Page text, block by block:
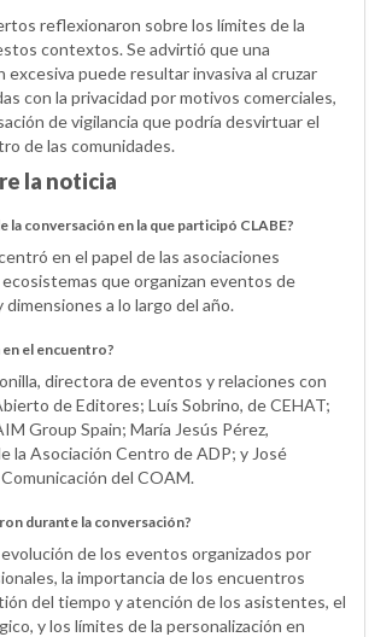
reflexionaron sobre los límites de la
contextos. Se advirtió que una
excesiva puede resultar invasiva al cruzar
con la privacidad por motivos comerciales,
de vigilancia que podría desvirtuar el
de las comunidades.
la noticia
la conversación en la que participó CLABE?
en el papel de las asociaciones
que organizan eventos de
a lo largo del año.
el encuentro?
directora de eventos y relaciones con
de Editores; Luís Sobrino, de CEHAT;
Group Spain; María Jesús Pérez,
la Asociación Centro de ADP; y José
del COAM.
durante la conversación?
de los eventos organizados por
la importancia de los encuentros
del tiempo y atención de los asistentes, el
y los límites de la personalización en